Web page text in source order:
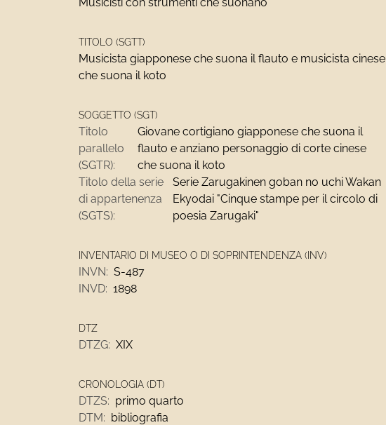
TITOLO (SGTT)
Musicista giapponese che suona il flauto e musicista cinese
che suona il koto
SOGGETTO (SGT)
Titolo
parallelo
(SGTR):
Giovane cortigiano giapponese che suona il
flauto e anziano personaggio di corte cinese
che suona il koto
Titolo della serie
di appartenenza
(SGTS):
Serie Zarugakinen goban no uchi Wakan
Ekyodai "Cinque stampe per il circolo di
poesia Zarugaki"
INVENTARIO DI MUSEO O DI SOPRINTENDENZA (INV)
INVN: S-487
INVD: 1898
DTZ
DTZG: XIX
CRONOLOGIA (DT)
DTZS: primo quarto
DTM: bibliografia